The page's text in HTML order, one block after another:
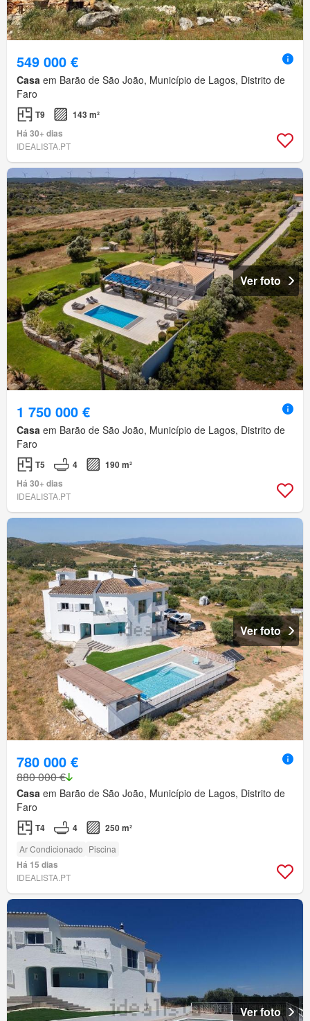
549 000 €
Casa em Barão de São João, Município de Lagos, Distrito de
Faro
T9
143 m²
Há 30+ dias
IDEALISTA.PT
Ver foto
1 750 000 €
Casa em Barão de São João, Município de Lagos, Distrito de
Faro
T5 4
190 m²
Há 30+ dias
IDEALISTA.PT
Ver foto
780 000 €
880 000 €
Casa em Barão de São João, Município de Lagos, Distrito de
Faro
T4 4 250 m²
Ar Condicionado Piscina
Há 15 dias
IDEALISTA.PT
Ver foto